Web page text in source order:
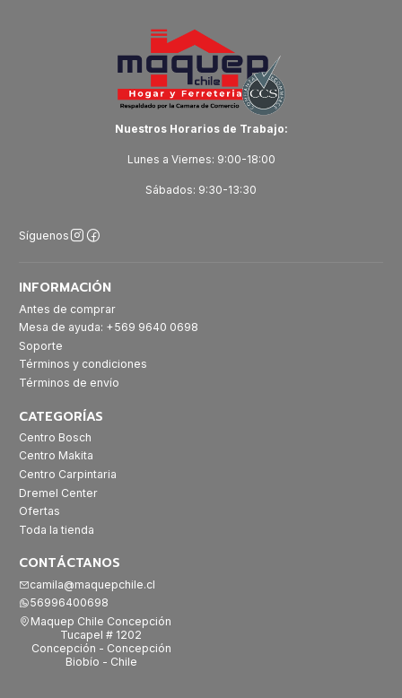
Nuestros Horarios de Trabajo:
Lunes a Viernes: 9:00-18:00
Sábados: 9:30-13:30
Síguenos
INFORMACIÓN
Antes de comprar
Mesa de ayuda: +569 9640 0698
Soporte
Términos y condiciones
Términos de envío
CATEGORÍAS
Centro Bosch
Centro Makita
Centro Carpintaria
Dremel Center
Ofertas
Toda la tienda
CONTÁCTANOS
camila@maquepchile.cl
56996400698
Maquep Chile Concepción
Tucapel # 1202
Concepción - Concepción
Biobío - Chile